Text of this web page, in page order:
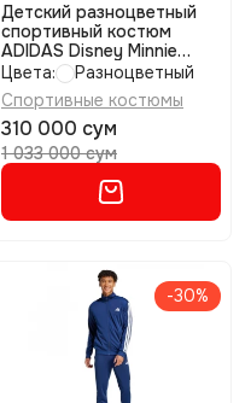
Детский разноцветный
спортивный костюм
ADIDAS Disney Minnie
Mouse Jogger Set размер
110
Цвета:
Разноцветный
Спортивные костюмы
310 000 сум
1 033 000 сум
-30%